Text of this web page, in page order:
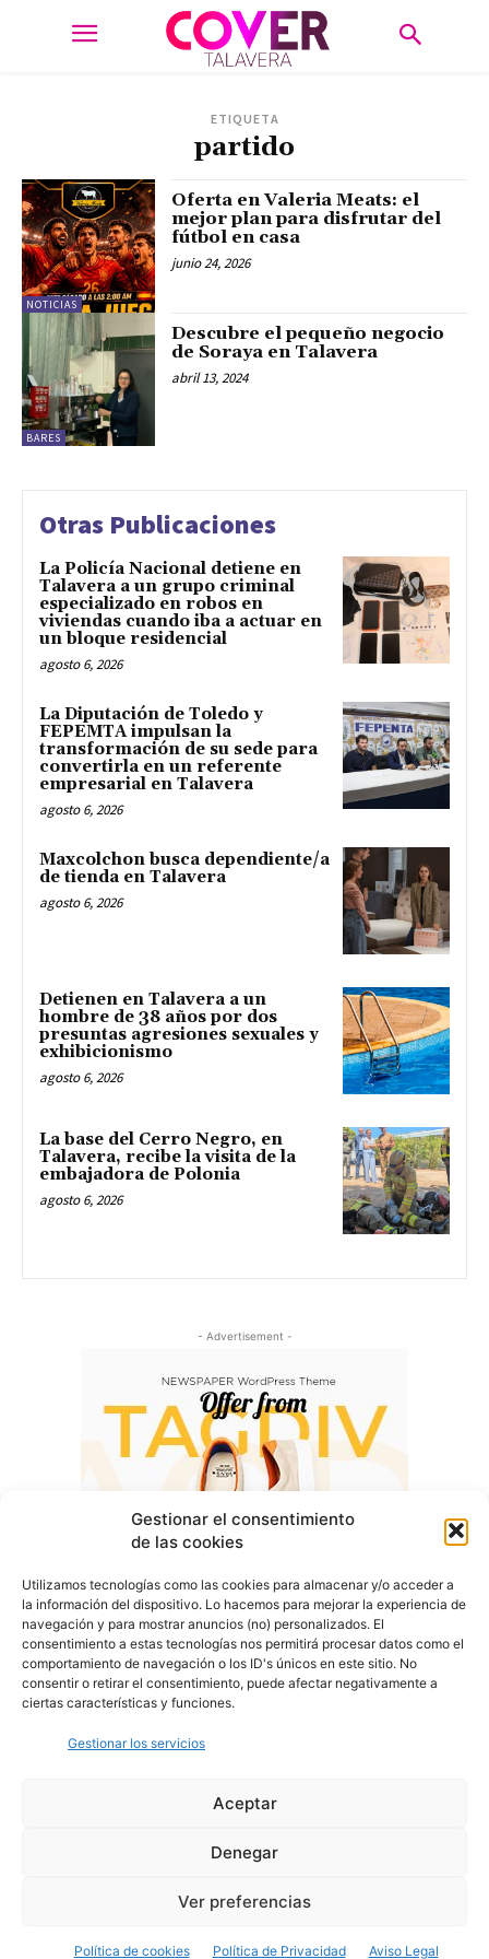
Gestionar el consentimiento
de las cookies
Utilizamos tecnologías como las cookies para almacenar y/o acceder a
la información del dispositivo. Lo hacemos para mejorar la experiencia de
navegación y para mostrar anuncios (no) personalizados. El
consentimiento a estas tecnologías nos permitirá procesar datos como el
comportamiento de navegación o los ID's únicos en este sitio. No
consentir o retirar el consentimiento, puede afectar negativamente a
ciertas características y funciones.
Gestionar los servicios
Aceptar
Denegar
Ver preferencias
Política de cookies Política de Privacidad Aviso Legal
ETIQUETA
partido
NOTICIAS
Oferta en Valeria Meats: el
mejor plan para disfrutar del
fútbol en casa
junio 24, 2026
BARES
Descubre el pequeño negocio
de Soraya en Talavera
abril 13, 2024
Otras Publicaciones
La Policía Nacional detiene en
Talavera a un grupo criminal
especializado en robos en
viviendas cuando iba a actuar en
un bloque residencial
agosto 6, 2026
La Diputación de Toledo y
FEPEMTA impulsan la
transformación de su sede para
convertirla en un referente
empresarial en Talavera
agosto 6, 2026
Maxcolchon busca dependiente/a
de tienda en Talavera
agosto 6, 2026
Detienen en Talavera a un
hombre de 38 años por dos
presuntas agresiones sexuales y
exhibicionismo
agosto 6, 2026
La base del Cerro Negro, en
Talavera, recibe la visita de la
embajadora de Polonia
agosto 6, 2026
- Advertisement -